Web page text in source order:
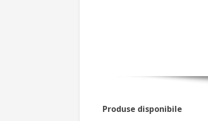
Produse disponibile